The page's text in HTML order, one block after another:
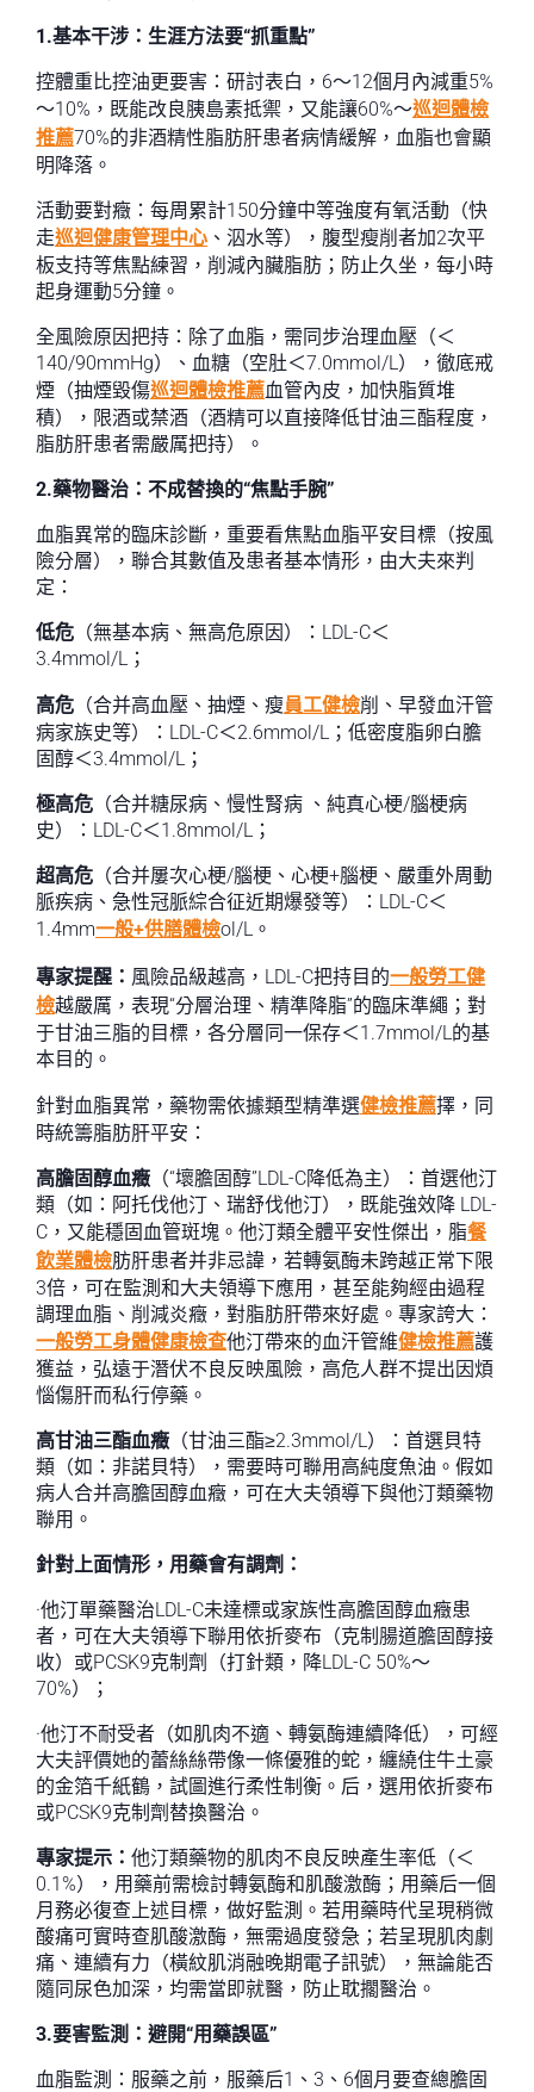
1.基本干涉：生涯方法要“抓重點”
控體重比控油更要害：研討表白，6～12個月內減重5%
～10%，既能改良胰島素抵禦，又能讓60%～巡迴體檢
推薦70%的非酒精性脂肪肝患者病情緩解，血脂也會顯
明降落。
活動要對癥：每周累計150分鐘中等強度有氧活動（快
走巡迴健康管理中心 、泅水等），腹型瘦削者加2次平
板支持等焦點練習，削減內臟脂肪；防止久坐，每小時
起身運動5分鐘。
全風險原因把持：除了血脂，需同步治理血壓（＜
140/90mmHg）、血糖（空肚＜7.0mmol/L），徹底戒
煙（抽煙毀傷巡迴體檢推薦血管內皮，加快脂質堆
積），限酒或禁酒（酒精可以直接降低甘油三酯程度，
脂肪肝患者需嚴厲把持）。
2.藥物醫治：不成替換的“焦點手腕”
血脂異常的臨床診斷，重要看焦點血脂平安目標（按風
險分層），聯合其數值及患者基本情形，由大夫來判
定：
低危 （無基本病、無高危原因）：LDL-C＜
3.4mmol/L；
高危 （合并高血壓、抽煙、瘦員工健檢削、早發血汗管
病家族史等）：LDL-C＜2.6mmol/L；低密度脂卵白膽
固醇＜3.4mmol/L；
極高危 （合并糖尿病、慢性腎病 、純真心梗/腦梗病
史）：LDL-C＜1.8mmol/L；
超高危 （合并屢次心梗/腦梗、心梗+腦梗、嚴重外周動
脈疾病、急性冠脈綜合征近期爆發等）：LDL-C＜
1.4mm一般+供膳體檢ol/L。
專家提醒： 風險品級越高，LDL-C把持目的一般勞工健
檢越嚴厲，表現“分層治理、精準降脂”的臨床準繩；對
于甘油三脂的目標，各分層同一保存＜1.7mmol/L的基
本目的。
針對血脂異常，藥物需依據類型精準選健檢推薦擇，同
時統籌脂肪肝平安：
高膽固醇血癥 （“壞膽固醇”LDL-C降低為主）：首選他汀
類（如：阿托伐他汀、瑞舒伐他汀），既能強效降 LDL-
C，又能穩固血管斑塊。他汀類全體平安性傑出，脂餐
飲業體檢肪肝患者并非忌諱，若轉氨酶未跨越正常下限
3倍，可在監測和大夫領導下應用，甚至能夠經由過程
調理血脂、削減炎癥，對脂肪肝帶來好處。專家誇大：
一般勞工身體健康檢查他汀帶來的血汗管維健檢推薦護
獲益，弘遠于潛伏不良反映風險，高危人群不提出因煩
惱傷肝而私行停藥。
高甘油三酯血癥 （甘油三酯≥2.3mmol/L）：首選貝特
類（如：非諾貝特），需要時可聯用高純度魚油。假如
病人合并高膽固醇血癥，可在大夫領導下與他汀類藥物
聯用。
針對上面情形，用藥會有調劑：
·他汀單藥醫治LDL-C未達標或家族性高膽固醇血癥患
者，可在大夫領導下聯用依折麥布（克制腸道膽固醇接
收）或PCSK9克制劑（打針類，降LDL-C 50%～
70%）；
·他汀不耐受者（如肌肉不適、轉氨酶連續降低），可經
大夫評價她的蕾絲絲帶像一條優雅的蛇，纏繞住牛土豪
的金箔千紙鶴，試圖進行柔性制衡。后，選用依折麥布
或PCSK9克制劑替換醫治。
專家提示： 他汀類藥物的肌肉不良反映產生率低（＜
0.1%），用藥前需檢討轉氨酶和肌酸激酶；用藥后一個
月務必復查上述目標，做好監測。若用藥時代呈現稍微
酸痛可實時查肌酸激酶，無需過度發急；若呈現肌肉劇
痛、連續有力（橫紋肌消融晚期電子訊號），無論能否
隨同尿色加深，均需當即就醫，防止耽擱醫治。
3.要害監測：避開“用藥誤區”
血脂監測：服藥之前，服藥后1、3、6個月要查總膽固